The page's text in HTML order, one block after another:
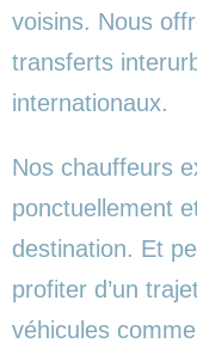
voisins. Nous
transferts
internationaux.
Nos chauffeurs
ponctuellement
destination. Et
profiter d’un
véhicules